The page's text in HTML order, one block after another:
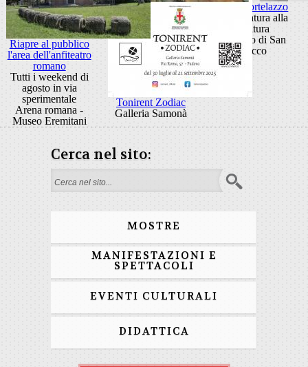
Gino Cortelazzo
Dalla natura alla
scultura
Oratorio di San
Rocco
Tonirent Zodiac
Galleria Samonà
Riapre al pubblico
l'area dell'anfiteatro
romano
Tutti i weekend di
agosto in via
sperimentale
Arena romana -
Museo Eremitani
Cerca nel sito:
Form di ricerca
MOSTRE
MANIFESTAZIONI E
SPETTACOLI
EVENTI CULTURALI
DIDATTICA